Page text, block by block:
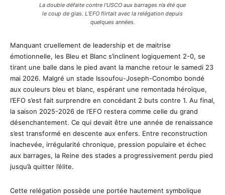
La double défaite contre l’USCO aux barrages n’a été que
le coup de glas. L’EFO flirtait avec la relégation depuis
quelques années.
Manquant cruellement de leadership et de maitrise
émotionnelle, les Bleu et Blanc s’inclinent logiquement 2-0, se
tirant une balle dans le pied avant la manche retour le samedi 23
mai 2026. Malgré un stade Issoufou-Joseph-Conombo bondé
aux couleurs bleu et blanc, espérant une remontada héroïque,
l’EFO s’est fait surprendre en concédant 2 buts contre 1. Au final,
la saison 2025-2026 de l’EFO restera comme celle du grand
désenchantement. Ce qui devait être une année de renaissance
s’est transformé en descente aux enfers. Entre reconstruction
inachevée, irrégularité chronique, pression populaire et échec
aux barrages, la Reine des stades a progressivement perdu pied
jusqu’à quitter l’élite.
Cette relégation possède une portée hautement symbolique